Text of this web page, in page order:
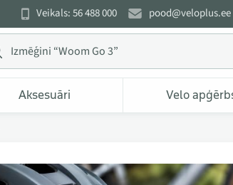
Veikals: 56 488 000 pood@veloplus.ee
Aksesuāri Velo